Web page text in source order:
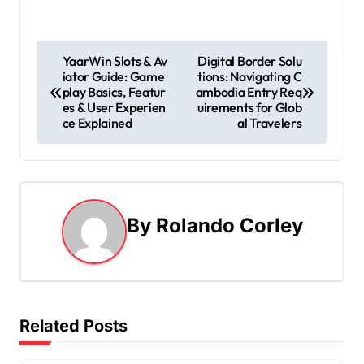
o
t
n
i
g
a
YaarWin Slots & Av
iator Guide: Game
play Basics, Featur
es & User Experien
ce Explained
Digital Border Solu
tions: Navigating C
ambodia Entry Req
uirements for Glob
al Travelers
By Rolando Corley
Related Posts